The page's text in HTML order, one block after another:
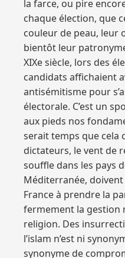
la farce, ou pire
chaque élection, que
couleur de peau, leur
bientôt leur
XIXe siècle, lors des
candidats affichaient
antisémitisme pour
électorale. C’est un
aux pieds nos
serait temps que cela
dictateurs, le vent de
souffle dans les pays
Méditerranée,
France à prendre la
fermement la gestion
religion. Des
l’islam n’est ni
synonyme de